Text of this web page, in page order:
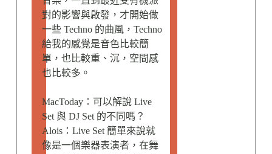
對的影響與啟發，才開始做
一些 Techno 的曲風，Techno
給我的感覺是音色比較簡
單，也比較重、沉，空間感
也比較多。
MacToday：可以解說 Live
Set 與 DJ Set 的不同嗎？
Alois：Live Set 簡單來說就
像是一個樂器表演者，在舞